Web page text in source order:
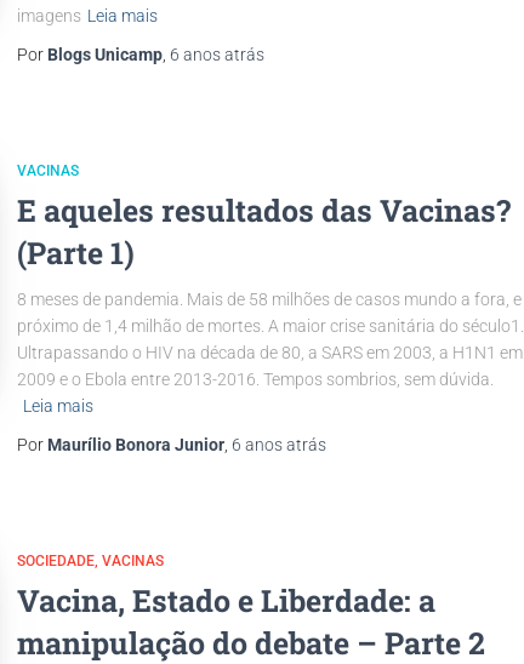
imagens Leia mais
Por Blogs Unicamp 6 anosatrás
VACINAS
E aqueles resultados das Vacinas?
(Parte 1)
8 meses de pandemia. Mais de 58 milhões de casos mundo a fora, e
próximo de 1,4 milhão de mortes. A maior crise sanitária do século1.
Ultrapassando o HIV na década de 80, a SARS em 2003, a H1N1 em
2009 e o Ebola entre 2013-2016. Tempos sombrios, sem dúvida.
Leia mais
Por Maurílio Bonora Junior 6 anosatrás
SOCIEDADE VACINAS
Vacina, Estado e Liberdade: a
manipulação do debate – Parte 2